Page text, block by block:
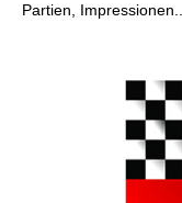
Partien, Impressionen...